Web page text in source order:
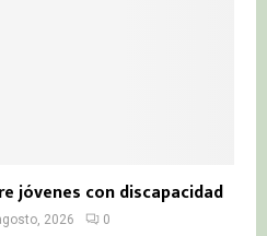
jóvenes con discapacidad
2026 0